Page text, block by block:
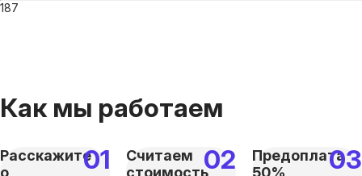
187
Как мы работаем
Расскажите
о
Считаем
стоимость
Предоплата
50%